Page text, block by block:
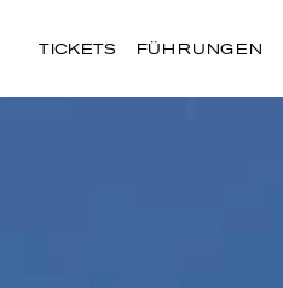
TICKETS FÜHRUNGEN